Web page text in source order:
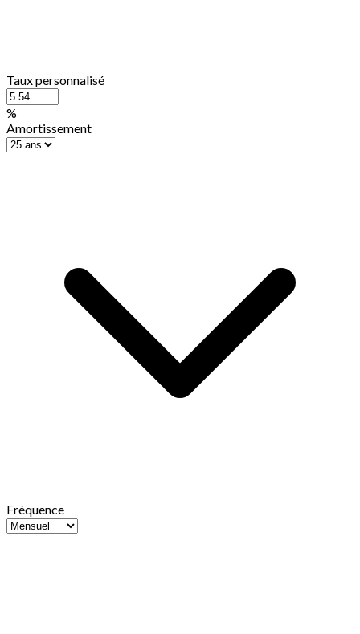
Taux personnalisé
%
Amortissement
Fréquence